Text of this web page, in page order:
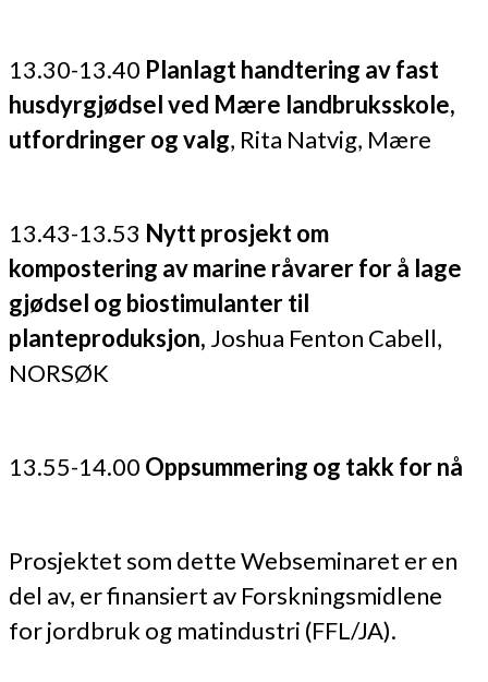
13.30-13.40 Planlagt handtering av fast
husdyrgjødsel ved Mære landbruksskole,
utfordringer og valg, Rita Natvig, Mære
13.43-13.53 Nytt prosjekt om
kompostering av marine råvarer for å lage
gjødsel og biostimulanter til
planteproduksjon, Joshua Fenton Cabell,
NORSØK
13.55-14.00 Oppsummering og takk for nå
Prosjektet som dette Webseminaret er en
del av, er finansiert av Forskningsmidlene
for jordbruk og matindustri (FFL/JA).